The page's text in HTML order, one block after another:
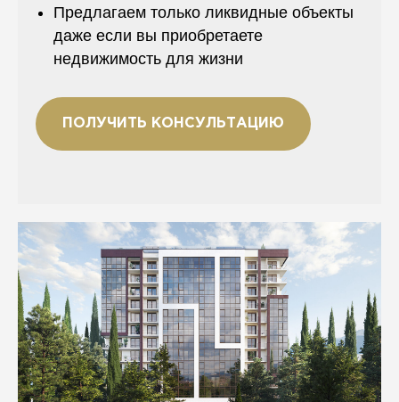
Предлагаем только ликвидные объекты
даже если вы приобретаете
недвижимость для жизни
ПОЛУЧИТЬ КОНСУЛЬТАЦИЮ